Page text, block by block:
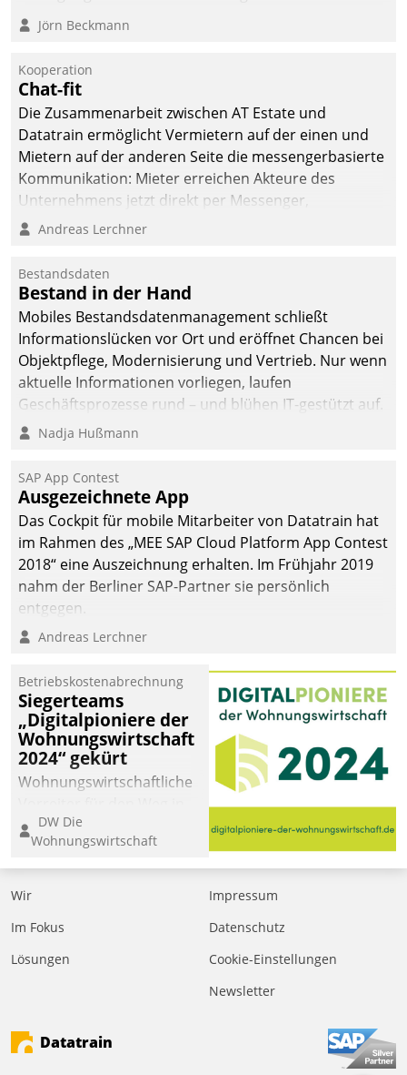
technisch die Kontrolle wahren und zugleich Freiraum
fürs Wachsen öffnen?
Jörn Beckmann
Kooperation
Chat-fit
Die Zusammenarbeit zwischen AT Estate und
Datatrain ermöglicht Vermietern auf der einen und
Mietern auf der anderen Seite die messengerbasierte
Kommunikation: Mieter erreichen Akteure des
Unternehmens jetzt direkt per Messenger,
Mitarbeiter oder Dienstleister empfangen oder
Andreas Lerchner
Bestandsdaten
Bestand in der Hand
Mobiles Bestandsdatenmanagement schließt
Informationslücken vor Ort und eröffnet Chancen bei
Objektpflege, Modernisierung und Vertrieb. Nur wenn
aktuelle Informationen vorliegen, laufen
Geschäftsprozesse rund – und blühen IT-gestützt auf.
Nadja Hußmann
SAP App Contest
Ausgezeichnete App
Das Cockpit für mobile Mitarbeiter von Datatrain hat
im Rahmen des „MEE SAP Cloud Platform App Contest
2018“ eine Auszeichnung erhalten. Im Frühjahr 2019
nahm der Berliner SAP-Partner sie persönlich
entgegen.
Andreas Lerchner
Betriebskostenabrechnung
Siegerteams
„Digitalpioniere der
Wohnungswirtschaft
2024“ gekürt
Wohnungswirtschaftliche
eine digitale Zukunft zu
finden, ist das Ziel des
Awards „Digitalpioniere
der
Bewerben können sich
dafür ein Team
DW Die
Wohnungswirtschaft
Wir
Im Fokus
Lösungen
Impressum
Datenschutz
Cookie-Einstellungen
Newsletter
Datatrain